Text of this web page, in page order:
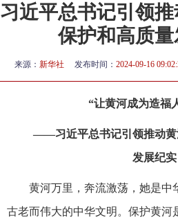
习近平总书记引领
保护和高质
来源： 新华社 发布时间： 2024-09-16
“让黄河成为造福
——习近平总书记引领推动黄
发展纪实
黄河万里，奔流激荡，她是中
古老而伟大的中华文明。保护黄河